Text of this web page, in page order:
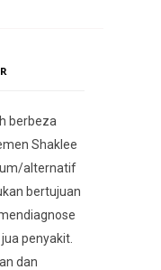
berbeza
Shaklee
alternatif
bertujuan
penyakit.
dan